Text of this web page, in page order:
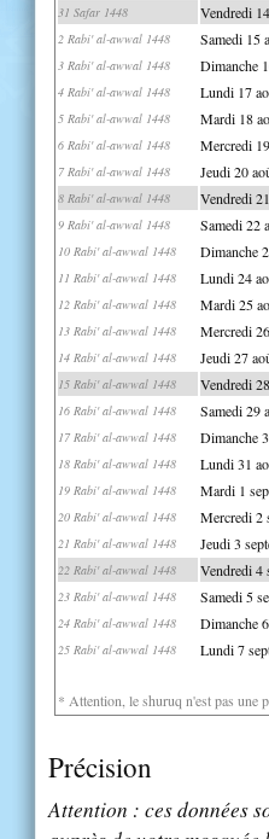
31 Safar 1448 Vendredi
2 Rabi' al-awwal 1448 Samedi 15
3 Rabi' al-awwal 1448 Dimanche
4 Rabi' al-awwal 1448 Lundi 17
5 Rabi' al-awwal 1448 Mardi 18
6 Rabi' al-awwal 1448 Mercredi
7 Rabi' al-awwal 1448 Jeudi 20
8 Rabi' al-awwal 1448 Vendredi
9 Rabi' al-awwal 1448 Samedi 22
10 Rabi' al-awwal 1448 Dimanche
11 Rabi' al-awwal 1448 Lundi 24
12 Rabi' al-awwal 1448 Mardi 25
13 Rabi' al-awwal 1448 Mercredi
14 Rabi' al-awwal 1448 Jeudi 27
15 Rabi' al-awwal 1448 Vendredi
16 Rabi' al-awwal 1448 Samedi 29
17 Rabi' al-awwal 1448 Dimanche
18 Rabi' al-awwal 1448 Lundi 31
19 Rabi' al-awwal 1448 Mardi 1
20 Rabi' al-awwal 1448 Mercredi 2
21 Rabi' al-awwal 1448 Jeudi 3
22 Rabi' al-awwal 1448 Vendredi 4
23 Rabi' al-awwal 1448 Samedi 5
24 Rabi' al-awwal 1448 Dimanche
25 Rabi' al-awwal 1448 Lundi 7
* Attention, le shuruq n'est pas une
Précision
Attention : ces données